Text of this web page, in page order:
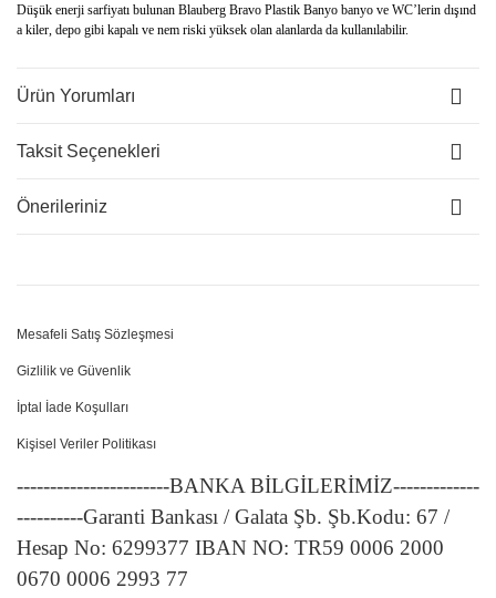
Düşük enerji sarfiyatı bulunan Blauberg Bravo Plastik Banyo banyo ve WC’lerin dışınd
a kiler, depo gibi kapalı ve nem riski yüksek olan alanlarda da kullanılabilir.
Ürün Yorumları
Taksit Seçenekleri
Önerileriniz
Mesafeli Satış Sözleşmesi
Gizlilik ve Güvenlik
İptal İade Koşulları
Kişisel Veriler Politikası
-----------------------BANKA BİLGİLERİMİZ-------------
----------Garanti Bankası / Galata Şb. Şb.Kodu: 67 /
Hesap No: 6299377 IBAN NO: TR59 0006 2000
0670 0006 2993 77